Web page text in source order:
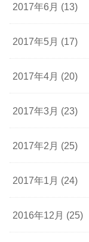
2017年6月 (13)
2017年5月 (17)
2017年4月 (20)
2017年3月 (23)
2017年2月 (25)
2017年1月 (24)
2016年12月 (25)